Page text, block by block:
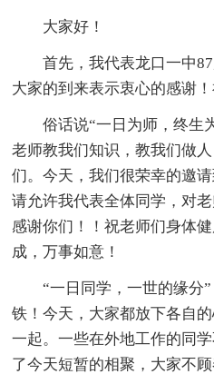
大家好！
首先，我代表龙口一中
大家的到来表示衷心的感谢
俗话说“一日为师，终生
老师教我们知识，教我们做
们。今天，我们很荣幸的邀
请允许我代表全体同学，对
感谢你们！！祝老师们身体
成，万事如意！
“一日同学，一世的缘分
铁！今天，大家都放下各自
一起。一些在外地工作的同
了今天短暂的相聚，大家不